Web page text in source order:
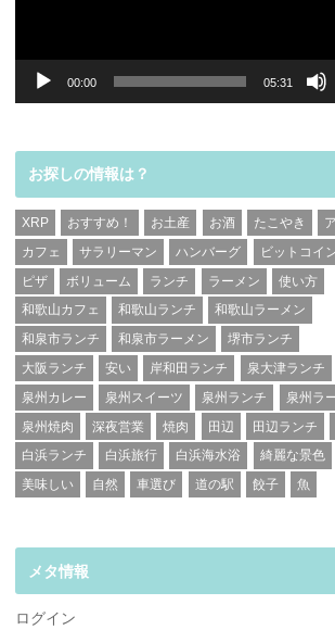
00:00 05:31
お探しの情報は？
XRP おすすめ！ お土産 お酒 たこやき
カフェ
サラリーマン ハンバーグ
ビットコイ
ピザ
ボリューム ランチ ラーメン
使い方
和歌山カフェ
和歌山ランチ
和歌山ラーメン
和泉市ランチ
和泉市ラーメン
堺市ランチ
大阪ランチ
安い 岸和田ランチ
泉大津ランチ
泉州カレー
泉州スイーツ 泉州ランチ
泉州ラ
泉州焼肉
深夜営業 焼肉 田辺 田辺ランチ
白浜ランチ
白浜旅行 白浜海水浴
綺麗な景色
美味しい
自然 車選び 道の駅 餃子 魚
メタ情報
ログイン